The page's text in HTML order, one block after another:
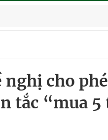
thuốc
khám sàng lọc cho người dân
cực hiệu quả
gia
nghị cho
tắc “mua 5